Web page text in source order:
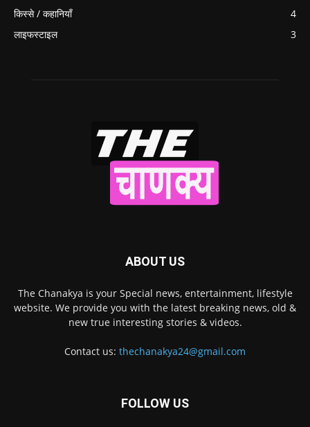
किस्से / कहानियाँ
4
लाइफस्टाइल
3
ABOUT US
The Chanakya is your Special news, entertainment, lifestyle
website. We provide you with the latest breaking news, old &
new true interesting stories & videos.
Contact us: thechanakya24@gmail.com
FOLLOW US